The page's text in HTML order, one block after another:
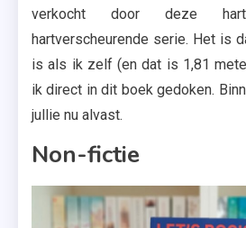
verkocht door deze
hartverscheurende serie. Het is
is als ik zelf (en dat is 1,81
ik direct in dit boek gedoken.
jullie nu alvast.
Non-fictie